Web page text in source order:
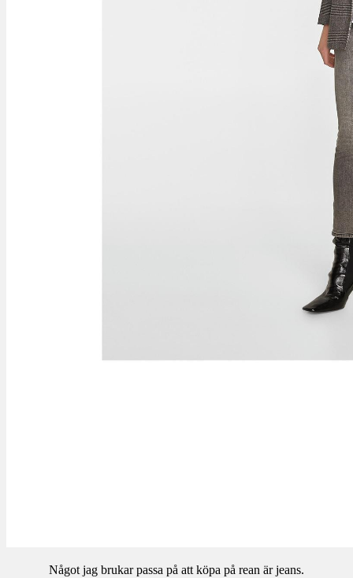
Något jag brukar passa på att köpa på rean är jeans.